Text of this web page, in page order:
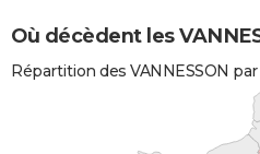
Où décèdent les
Répartition des VANNESSON